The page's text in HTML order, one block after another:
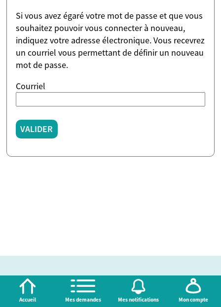
Accueil Mes demandes Mes notifications Mon compte
Si vous avez égaré votre mot de passe et que vous
souhaitez pouvoir vous connecter à nouveau,
indiquez votre adresse électronique. Vous recevrez
un courriel vous permettant de définir un nouveau
mot de passe.
Courriel
VALIDER